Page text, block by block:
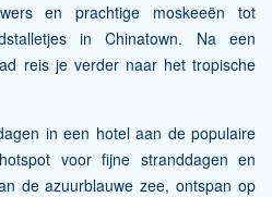
en prachtige moskeeën tot
in Chinatown. Na een
reis je verder naar het tropische
in een hotel aan de populaire
voor fijne stranddagen en
de azuurblauwe zee, ontspan op